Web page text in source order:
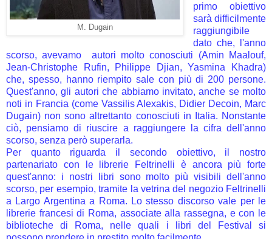
M. Dugain
primo obiettivo
sarà difficilmente
raggiungibile
dato che, l'anno
scorso, avevamo autori molto conosciuti (Amin Maalouf,
Jean-Christophe Rufin, Philippe Djian, Yasmina Khadra)
che, spesso, hanno riempito sale con più di 200 persone.
Quest'anno, gli autori che abbiamo invitato, anche se molto
noti in Francia (come Vassilis Alexakis, Didier Decoin, Marc
Dugain) non sono altrettanto conosciuti in Italia. Nonstante
ciò, pensiamo di riuscire a raggiungere la cifra dell'anno
scorso, senza però superarla.
Per quanto riguarda il secondo obiettivo, il nostro
partenariato con le librerie Feltrinelli è ancora più forte
quest'anno: i nostri libri sono molto più visibili dell'anno
scorso, per esempio, tramite la vetrina del negozio Feltrinelli
a Largo Argentina a Roma. Lo stesso discorso vale per le
librerie francesi di Roma, associate alla rassegna, e con le
biblioteche di Roma, nelle quali i libri del Festival si